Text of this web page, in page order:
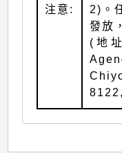
注意:
2)。
發放
(地